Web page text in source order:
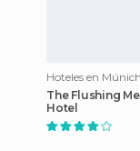
Hoteles en Múnich
The Flushing
Hotel